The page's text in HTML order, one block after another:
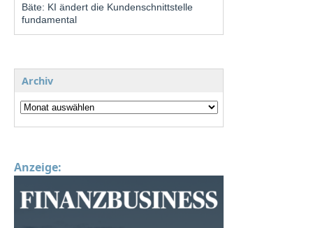
Bäte: KI ändert die Kundenschnittstelle
fundamental
Archiv
Anzeige: